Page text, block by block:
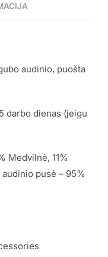
audinio, puošta
darbo dienas (jeigu
Medvilnė, 11%
pusė – 95%